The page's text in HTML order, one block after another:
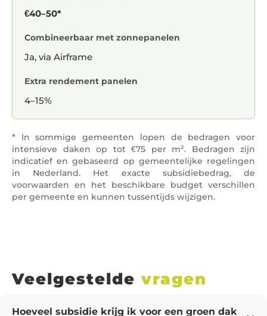
€40–50*
Combineerbaar met zonnepanelen
Ja, via Airframe
Extra rendement panelen
4–15%
* In sommige gemeenten lopen de bedragen voor
intensieve daken op tot €75 per m². Bedragen zijn
indicatief en gebaseerd op gemeentelijke regelingen
in Nederland. Het exacte subsidiebedrag, de
voorwaarden en het beschikbare budget verschillen
per gemeente en kunnen tussentijds wijzigen.
Veelgesteldevragen
Hoeveel subsidie krijg ik voor een groen dak